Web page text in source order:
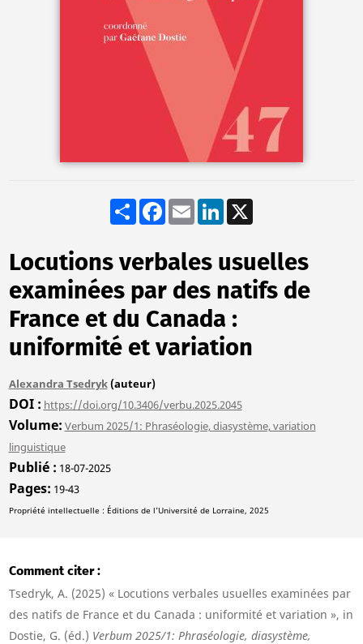
Share Facebook
Email LinkedIn
Locutions verbales usuelles
examinées par des natifs de
France et du Canada :
uniformité et variation
Alexandra Tsedryk(auteur)
DOI https://doi.org/10.3406/verbu.2025.2045
Volume Verbum 2025/1: Phraséologie, diasystème, variation
linguistique
Publié 18-07-2025
Pages 19-43
Propriété intellectuelle : Éditions de l’Université de Lorraine, 2025
Comment citer
Tsedryk, A. (2025) « Locutions verbales usuelles examinées par
des natifs de France et du Canada : uniformité et variation », in
Dostie, G. (éd.) Verbum 2025/1: Phraséologie, diasystème,